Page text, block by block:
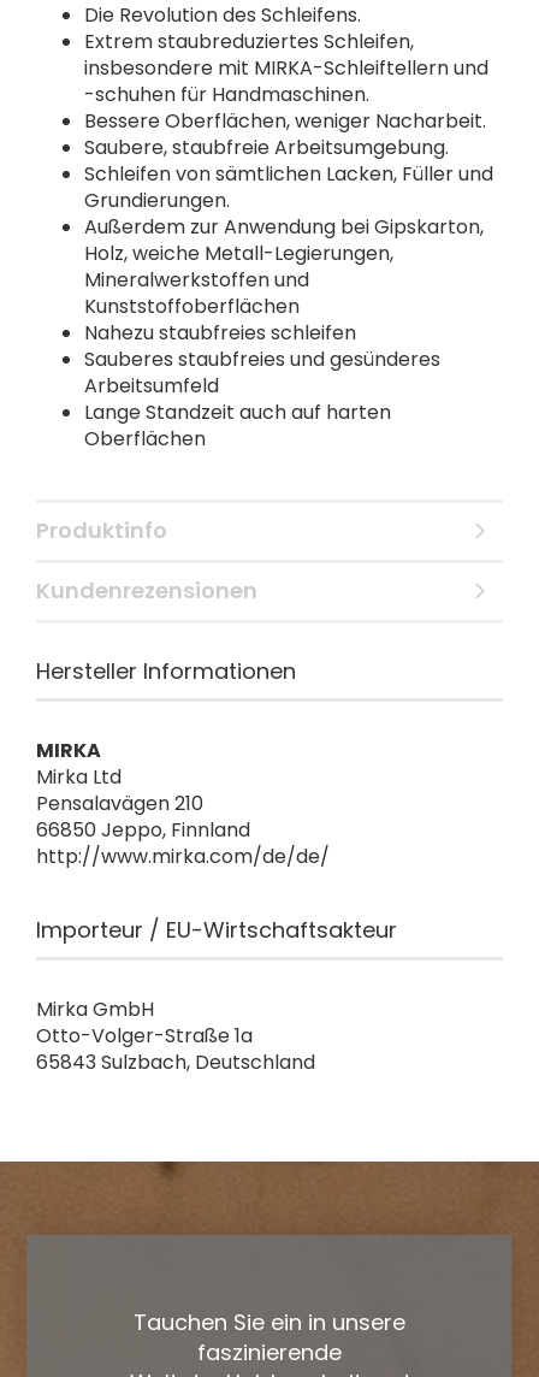
Die Revolution des Schleifens.
Extrem staubreduziertes Schleifen,
insbesondere mit MIRKA-Schleiftellern und
-schuhen für Handmaschinen.
Bessere Oberflächen, weniger Nacharbeit.
Saubere, staubfreie Arbeitsumgebung.
Schleifen von sämtlichen Lacken, Füller und
Grundierungen.
Außerdem zur Anwendung bei Gipskarton,
Holz, weiche Metall-Legierungen,
Mineralwerkstoffen und
Kunststoffoberflächen
Nahezu staubfreies schleifen
Sauberes staubfreies und gesünderes
Arbeitsumfeld
Lange Standzeit auch auf harten
Oberflächen
Produktinfo
Kundenrezensionen
Hersteller Informationen
MIRKA
Mirka Ltd
Pensalavägen 210
66850 Jeppo, Finnland
http://www.mirka.com/de/de/
Importeur / EU-Wirtschaftsakteur
Mirka GmbH
Otto-Volger-Straße 1a
65843 Sulzbach, Deutschland
Tauchen Sie ein in unsere
faszinierende